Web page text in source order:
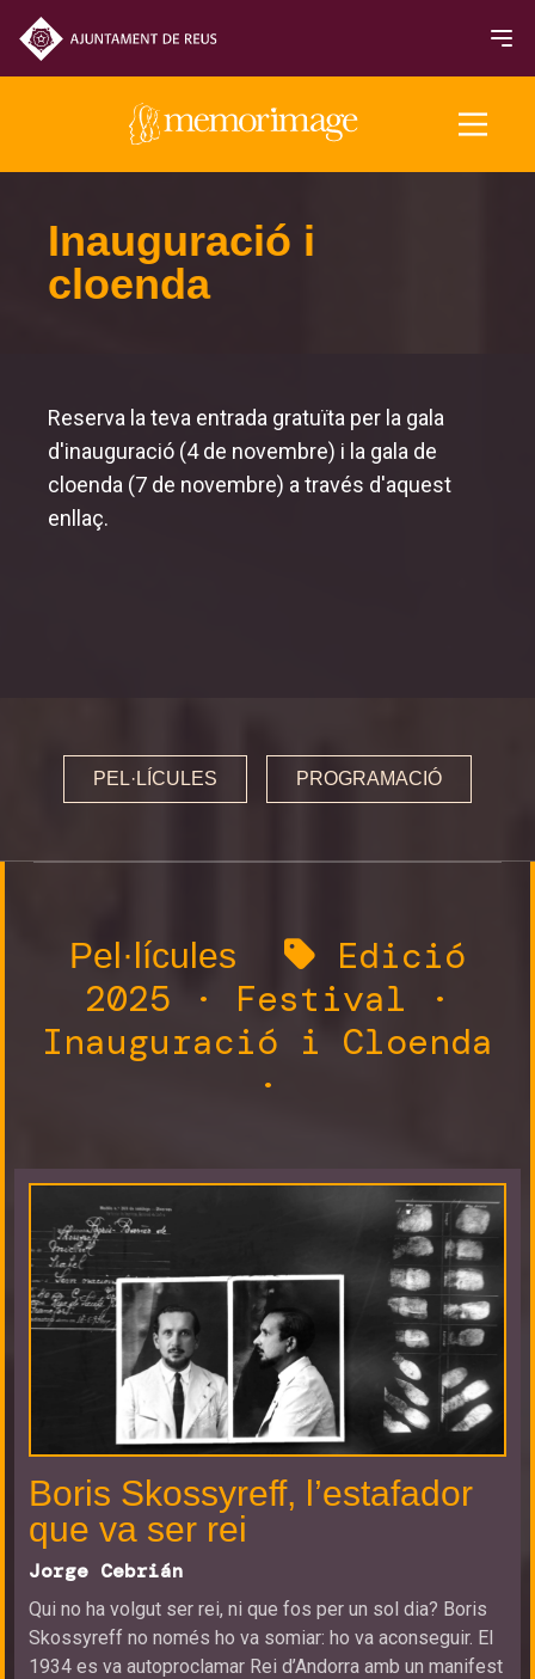
Edició 2025
PEL·LÍCULES
PROGRAMACIÓ
Entrades i horaris
Sala de premsa
MemoriJove
Inauguració i
cloenda
Reserva la teva entrada gratuïta per la gala
d'inauguració (4 de novembre) i la gala de
cloenda (7 de novembre) a través d'aquest
enllaç.
PEL·LÍCULES PROGRAMACIÓ
Pel·lícules
Edició
2025 · Festival ·
Inauguració i Cloenda
·
Boris Skossyreff, l’estafador
que va ser rei
Jorge Cebrián
Qui no ha volgut ser rei, ni que fos per un sol dia? Boris
Skossyreff no només ho va somiar: ho va aconseguir. El
1934 es va autoproclamar Rei d’Andorra amb un manifest